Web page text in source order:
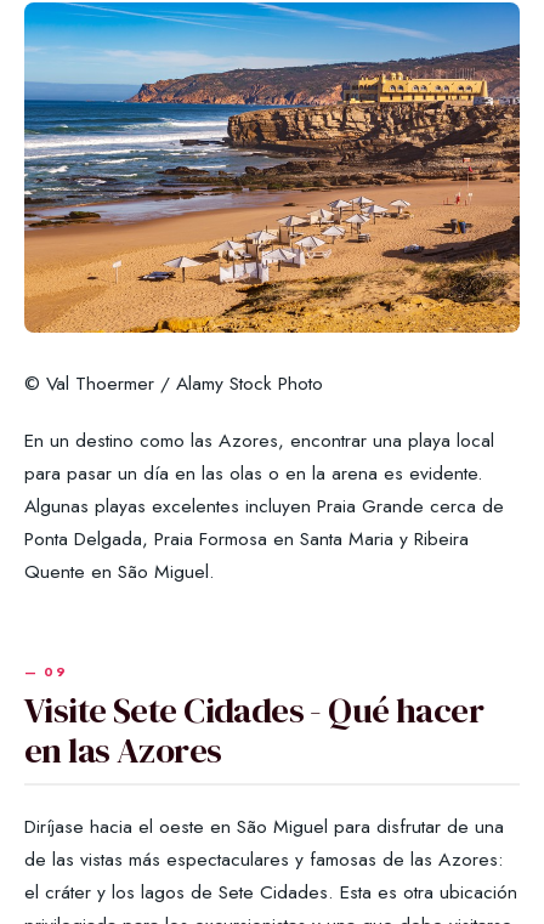
© Val Thoermer / Alamy Stock Photo
En un destino como las Azores, encontrar una playa local
para pasar un día en las olas o en la arena es evidente.
Algunas playas excelentes incluyen Praia Grande cerca de
Ponta Delgada, Praia Formosa en Santa Maria y Ribeira
Quente en São Miguel.
Visite Sete Cidades - Qué hacer
en las Azores
Diríjase hacia el oeste en São Miguel para disfrutar de una
de las vistas más espectaculares y famosas de las Azores:
el cráter y los lagos de Sete Cidades. Esta es otra ubicación